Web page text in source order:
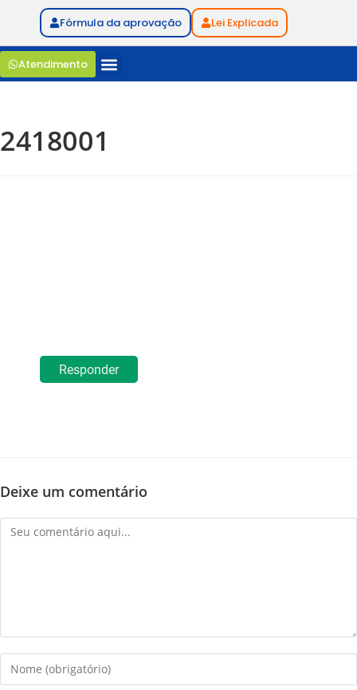
Fórmula da aprovação Lei Explicada
Atendimento
2418001
Responder
Deixe um comentário